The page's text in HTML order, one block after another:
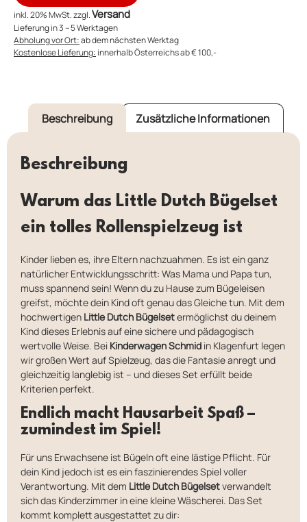
inkl. 20% MwSt. zzgl.Versand
Lieferung in 3 – 5 Werktagen
Abholung vor Ort:ab dem nächsten Werktag
Kostenlose Lieferung: innerhalb Österreichs ab € 100,-
Beschreibung Zusätzliche Informationen
Beschreibung
Warum das Little Dutch Bügelset
ein tolles Rollenspielzeug ist
Kinder lieben es, ihre Eltern nachzuahmen. Es ist ein ganz
natürlicher Entwicklungsschritt: Was Mama und Papa tun,
muss spannend sein! Wenn du zu Hause zum Bügeleisen
greifst, möchte dein Kind oft genau das Gleiche tun. Mit dem
hochwertigen Little Dutch Bügelsetermöglichst du deinem
Kind dieses Erlebnis auf eine sichere und pädagogisch
wertvolle Weise. Bei Kinderwagen Schmid in Klagenfurt legen
wir großen Wert auf Spielzeug, das die Fantasie anregt und
gleichzeitig langlebig ist – und dieses Set erfüllt beide
Kriterien perfekt.
Endlich macht Hausarbeit Spaß –
zumindest im Spiel!
Für uns Erwachsene ist Bügeln oft eine lästige Pflicht. Für
dein Kind jedoch ist es ein faszinierendes Spiel voller
Verantwortung. Mit dem Little Dutch Bügelsetverwandelt
sich das Kinderzimmer in eine kleine Wäscherei. Das Set
kommt komplett ausgestattet zu dir: